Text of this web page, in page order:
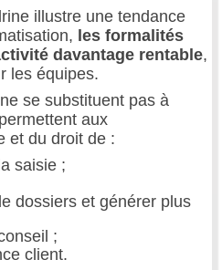
illustre une tendance
les formalités
davantage rentable,
les équipes.
se substituent pas à
aux
et du droit de :
saisie ;
dossiers et générer plus
;
client.